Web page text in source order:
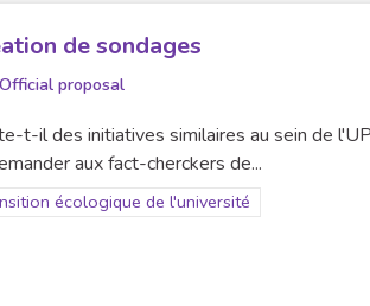
de sondages
Official proposal
t-il des initiatives similaires au sein de
aux fact-cherckers de...
results for scope: Transition écologique de
écologique de l'université